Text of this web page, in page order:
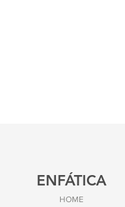
ENFÁTICA
HOME